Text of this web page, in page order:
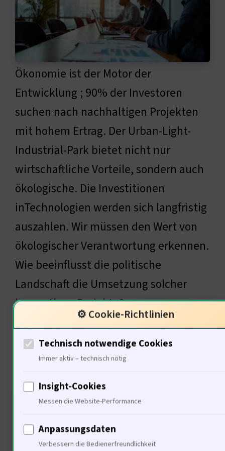
Ökonomie ist der Motor der
Entwicklung ; 90% der Investoren
suchen nach nachhaltigen Projekten
mit hohem Ertrag. Der Urban-Light-
Industrial-Park bietet nicht nur
wirtschaftliche Vorteile, sondern auch
ökologische. Die Investitionen
inTechnologien werden sich langfristig
auszahlen. Wir müssen den Wert von
ökologischer Verantwortung erkennen.
Wie beeinflusst die politische
Landschaft die Umsetzung solcher
innovativen Projekte?
Politische Rahmenbedingungen
⚙️ Cookie-Richtlinien
Technisch notwendige Cookies
Immer aktiv – technisch nötig
Insight-Cookies
Messen die Website-Performance
Anpassungsdaten
Verbessern die Bedienerfreundlichkeit